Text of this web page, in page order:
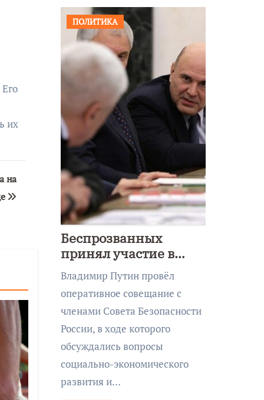
их
на
ПОЛИТИКА
Беспрозванных
принял участие в
совещании Совбеза
под руководством
Путина
Владимир Путин провёл
оперативное совещание с
членами Совета Безопасности
России, в ходе которого
обсуждались вопросы
социально-экономического
развития и…